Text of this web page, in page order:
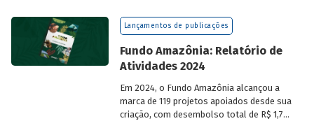
MMA realizaram uma consulta pública
sobre a certificação de carbono no
contribuições da sociedade civil,
especialistas e entidades do setor
visando avaliar os desafios e
oportunidades desse mercado. Conheça
os resultados.
Lançamentos de publicações
Fundo Amazônia: Relatório de
Atividades 2024
Em 2024, o Fundo Amazônia alcançou a
marca de 119 projetos apoiados desde sua
criação, com desembolso total de R$ 1,76